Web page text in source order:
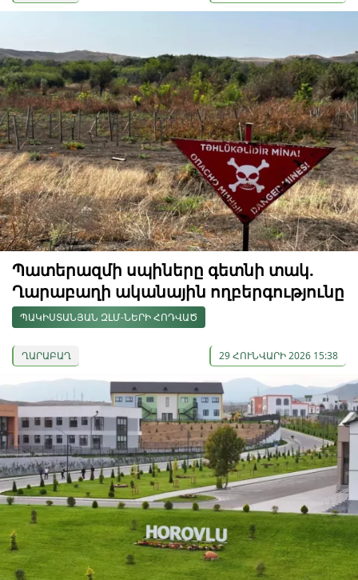
Պատերազմի սպիները գետնի տակ.
Ղարաբաղի ականային ողբերգությունը
ՊԱԿԻՍՏԱՆՅԱՆ ԶԼՄ-ՆԵՐԻ ՀՈԴՎԱԾ
ՂԱՐԱԲԱՂ 29 ՀՈՒՆՎԱՐԻ 2026 15:38